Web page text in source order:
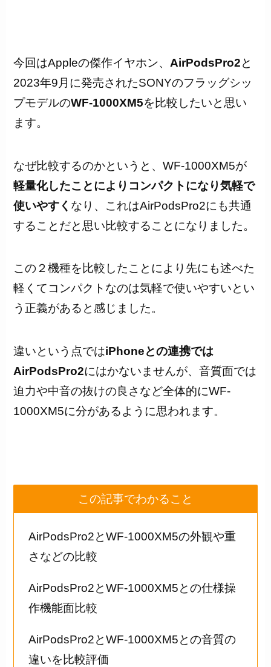
今回はAppleの傑作イヤホン、 AirPodsPro2と
2023年9月に発売されたSONYのフラッグシッ
プモデルのWF-1000XM5を比較したいと思い
ます。
なぜ比較するのかというと、WF-1000XM5が
軽量化したことによりコンパクトになり気軽で
使いやすく なり、これはAirPodsPro2にも共通
することだと思い比較することになりました。
この２機種を比較したことにより先にも述べた
軽くてコンパクトなのは気軽で使いやすいとい
う正義があると感じました。
違いという点ではiPhoneとの連携では
AirPodsPro2にはかないませんが、音質面では
迫力や中音の抜けの良さなど全体的にWF-
1000XM5に分があるように思われます。
この記事でわかること
AirPodsPro2とWF-1000XM5の外観や重
さなどの比較
AirPodsPro2とWF-1000XM5との仕様操
作機能面比較
AirPodsPro2とWF-1000XM5との音質の
違いを比較評価